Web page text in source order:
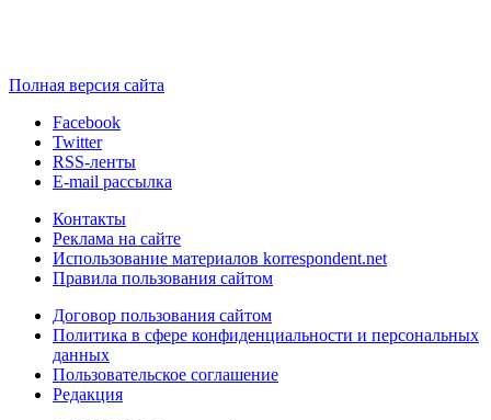
Полная версия сайта
Facebook
Twitter
RSS-ленты
E-mail рассылка
Контакты
Реклама на сайте
Использование материалов korrespondent.net
Правила пользования сайтом
Договор пользования сайтом
Политика в сфере конфиденциальности и персональных
данных
Пользовательское соглашение
Редакция